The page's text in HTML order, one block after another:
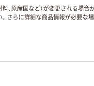
、原産国など）が変更される場
らに詳細な商品情報が必要な場